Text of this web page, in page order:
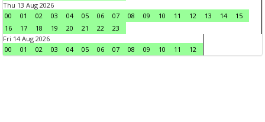
Thu 13 Aug 2026
00
01 02 03 04 05 06 07 08 09 10 11 12 13 14
15
16
17 18 19 20 21 22
23
Fri 14 Aug 2026
00
01 02 03 04 05 06 07 08 09 10 11 12